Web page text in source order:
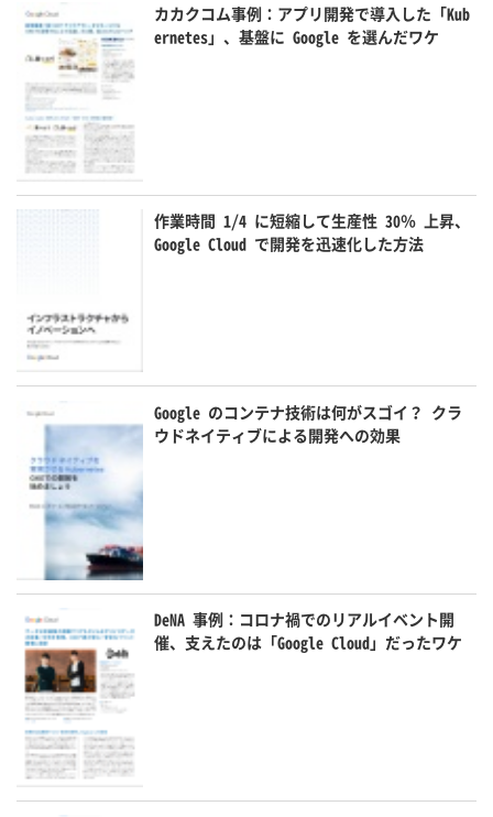
カカクコム事例：アプリ開発で導入した「Kub
ernetes」、基盤に Google を選んだワケ
作業時間 1/4 に短縮して生産性 30％ 上昇、
Google Cloud で開発を迅速化した方法
Google のコンテナ技術は何がスゴイ？ クラ
ウドネイティブによる開発への効果
DeNA 事例：コロナ禍でのリアルイベント開
催、支えたのは「Google Cloud」だったワケ